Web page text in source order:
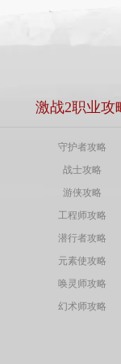
激战2职业攻
守护者攻略
战士攻略
游侠攻略
工程师攻略
潜行者攻略
元素使攻略
唤灵师攻略
幻术师攻略